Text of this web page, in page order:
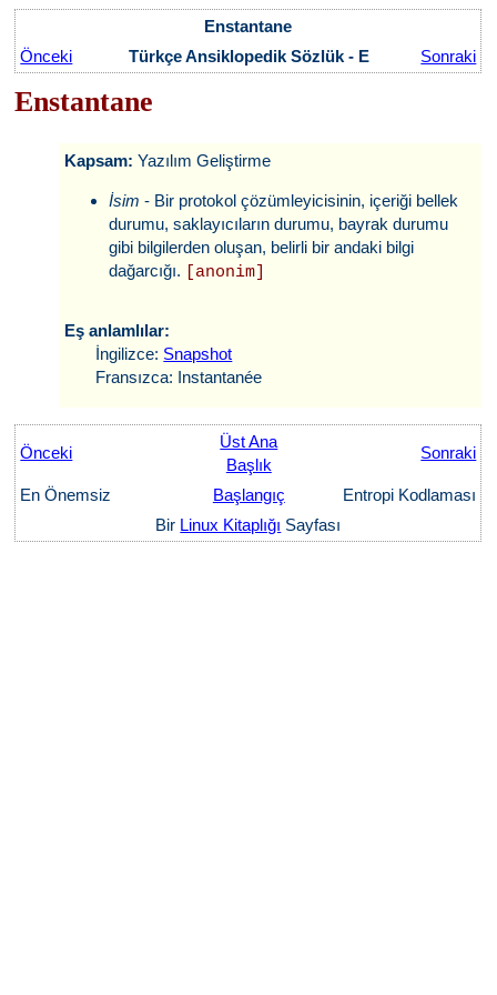
Enstantane
Önceki
Türkçe Ansiklopedik Sözlük - E Sonraki
Enstantane
Kapsam:Yazılım Geliştirme
İsim - Bir protokol çözümleyicisinin, içeriği bellek
durumu, saklayıcıların durumu, bayrak durumu
gibi bilgilerden oluşan, belirli bir andaki bilgi
dağarcığı.
[anonim]
Eş anlamlılar:
İngilizce: Snapshot
Fransızca: Instantanée
Önceki
Üst Ana
Başlık
Sonraki
En Önemsiz Başlangıç
Entropi Kodlaması
Bir Linux Kitaplığı Sayfası